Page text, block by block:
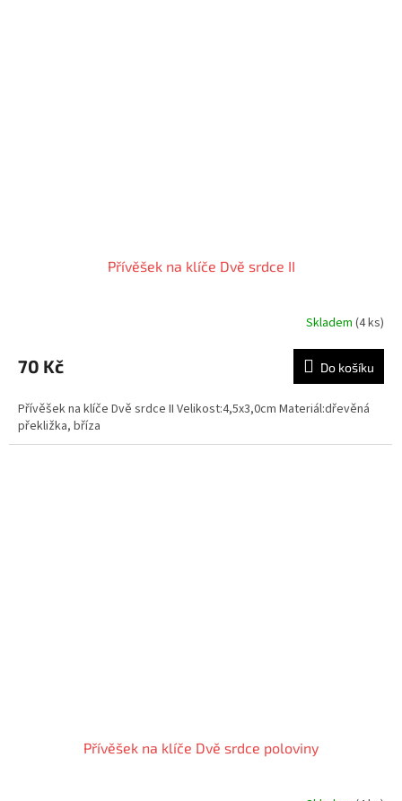
Přívěšek na klíče Dvě srdce II
Skladem (4 ks)
70 Kč Do košíku
Přívěšek na klíče Dvě srdce II Velikost:4,5x3,0cm Materiál:dřevěná
překližka, bříza
Přívěšek na klíče Dvě srdce poloviny